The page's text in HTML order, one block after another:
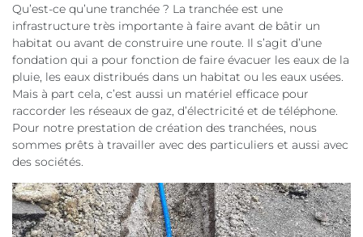
Qu’est-ce qu’une tranchée ? La tranchée est une
infrastructure très importante à faire avant de bâtir un
habitat ou avant de construire une route. Il s’agit d’une
fondation qui a pour fonction de faire évacuer les eaux de la
pluie, les eaux distribués dans un habitat ou les eaux usées.
Mais à part cela, c’est aussi un matériel efficace pour
raccorder les réseaux de gaz, d’électricité et de téléphone.
Pour notre prestation de création des tranchées, nous
sommes prêts à travailler avec des particuliers et aussi avec
des sociétés.